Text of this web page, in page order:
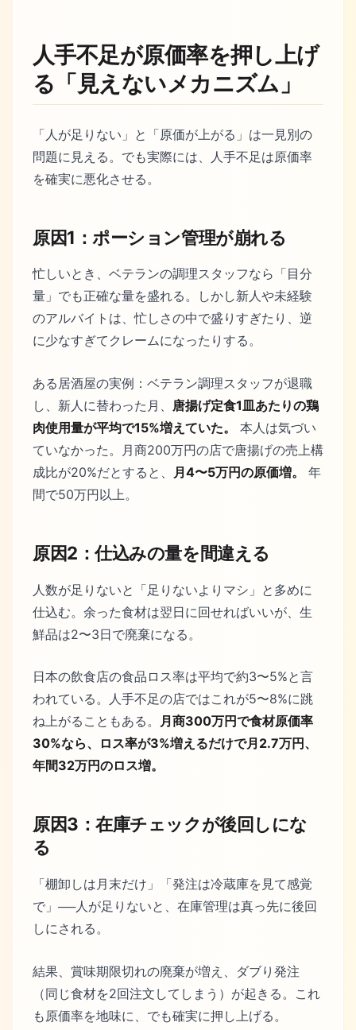
人手不足が原価率を押し上げ
る「見えないメカニズム」
「人が足りない」と「原価が上がる」は一見別の
問題に見える。でも実際には、人手不足は原価率
を確実に悪化させる。
原因1：ポーション管理が崩れる
忙しいとき、ベテランの調理スタッフなら「目分
量」でも正確な量を盛れる。しかし新人や未経験
のアルバイトは、忙しさの中で盛りすぎたり、逆
に少なすぎてクレームになったりする。
ある居酒屋の実例：ベテラン調理スタッフが退職
し、新人に替わった月、 唐揚げ定食1皿あたりの鶏
肉使用量が平均で15%増えていた。
本人は気づい
ていなかった。月商200万円の店で唐揚げの売上構
成比が20%だとすると、 月4〜5万円の原価増。
年
間で50万円以上。
原因2：仕込みの量を間違える
人数が足りないと「足りないよりマシ」と多めに
仕込む。余った食材は翌日に回せればいいが、生
鮮品は2〜3日で廃棄になる。
日本の飲食店の食品ロス率は平均で約3〜5%と言
われている。人手不足の店ではこれが5〜8%に跳
ね上がることもある。 月商300万円で食材原価率
30%なら、ロス率が3%増えるだけで月2.7万円、
年間32万円のロス増。
原因3：在庫チェックが後回しにな
る
「棚卸しは月末だけ」「発注は冷蔵庫を見て感覚
で」──人が足りないと、在庫管理は真っ先に後回
しにされる。
結果、賞味期限切れの廃棄が増え、ダブり発注
（同じ食材を2回注文してしまう）が起きる。これ
も原価率を地味に、でも確実に押し上げる。